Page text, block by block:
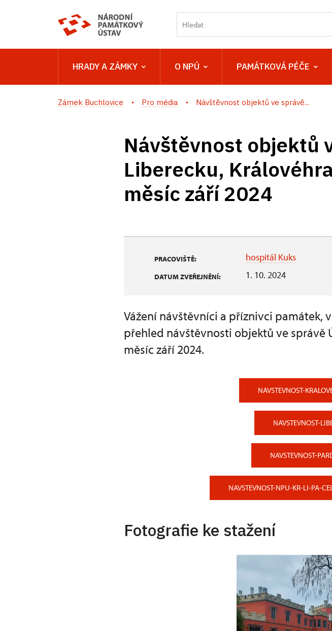
HRADY A ZÁMKY O NPÚ PAMÁTKOVÁ PÉČE
Zámek Buchlovice Pro média Návštěvnost objektů ve správě...
Návštěvnost objektů
Liberecku,
měsíc září 2024
PRACOVIŠTĚ: hospitál Kuks
DATUM ZVEŘEJNĚNÍ: 1. 10. 2024
Vážení návštěvníci a příznivci památek,
přehled návštěvnosti objektů ve správě
měsíc září 2024.
NAVSTEVNOST-
NAVSTEVNOST-
NAVSTEVNOST-
NAVSTEVNOST-NPU-KR-LI-PA-
Fotografie ke stažení